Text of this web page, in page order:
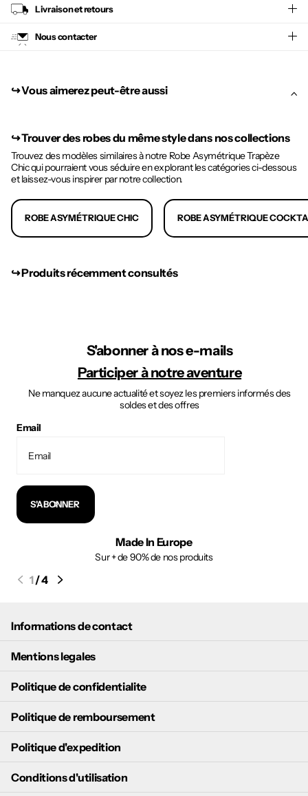
Livraison et retours
Nous contacter
↪︎ Vous aimerez peut-être aussi
↪︎Trouver des robes du même style dans nos collections
Trouvez des modèles similaires à notre Robe Asymétrique Trapèze
Chic qui pourraient vous séduire en explorant les catégories ci-dessous
et laissez-vous inspirer par notre collection.
ROBE ASYMÉTRIQUE CHIC ROBE ASYMÉTRIQUE
↪︎ Produits récemment consultés
S'abonner à nos e-mails
Participer à notre aventure
Ne manquez aucune actualité et soyez les premiers informés des
soldes et des offres
Email
S'ABONNER
Made In Europe
Sur + de 90% de nos produits
1/4
Informations de contact
Mentions legales
Politique de confidentialite
Politique de remboursement
Politique d'expedition
Conditions d'utilisation